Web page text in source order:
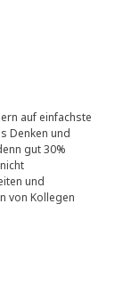
auf einfachste
Denken und
gut 30%
und
von Kollegen